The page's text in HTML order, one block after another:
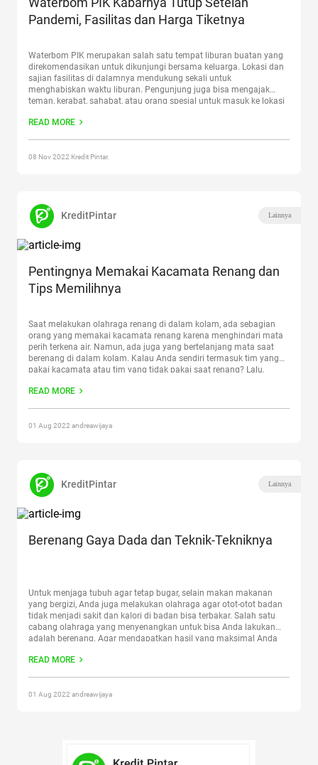
Pandemi, Fasilitas dan Harga Tiketnya
Waterbom PIK merupakan salah satu tempat liburan buatan yang
direkomendasikan untuk dikunjungi bersama keluarga. Lokasi dan
sajian fasilitas di dalamnya mendukung sekali untuk
menghabiskan waktu liburan. Pengunjung juga bisa mengajak
teman, kerabat, sahabat, atau orang spesial untuk masuk ke lokasi
wisata air seru. Jadi, pastikan membawa
READ MORE
08 Nov 2022 Kredit Pintar.
KreditPintar Lainnya
Pentingnya Memakai Kacamata Renang dan
Tips Memilihnya
Saat melakukan olahraga renang di dalam kolam, ada sebagian
orang yang memakai kacamata renang karena menghindari mata
perih terkena air. Namun, ada juga yang bertelanjang mata saat
berenang di dalam kolam. Kalau Anda sendiri termasuk tim yang
pakai kacamata atau tim yang tidak pakai saat renang? Lalu,
reading“Pentingnya Memakai Kacamata Renang dan Tips
READ MORE
01 Aug 2022 andreawijaya
KreditPintar Lainnya
Berenang Gaya Dada dan Teknik-Tekniknya
Untuk menjaga tubuh agar tetap bugar, selain makan makanan
yang bergizi, Anda juga melakukan olahraga agar otot-otot badan
tidak menjadi sakit dan kalori di badan bisa terbakar. Salah satu
cabang olahraga yang menyenangkan untuk bisa Anda lakukan
adalah berenang. Agar mendapatkan hasil yang maksimal Anda
dada. Continue reading
READ MORE
01 Aug 2022 andreawijaya